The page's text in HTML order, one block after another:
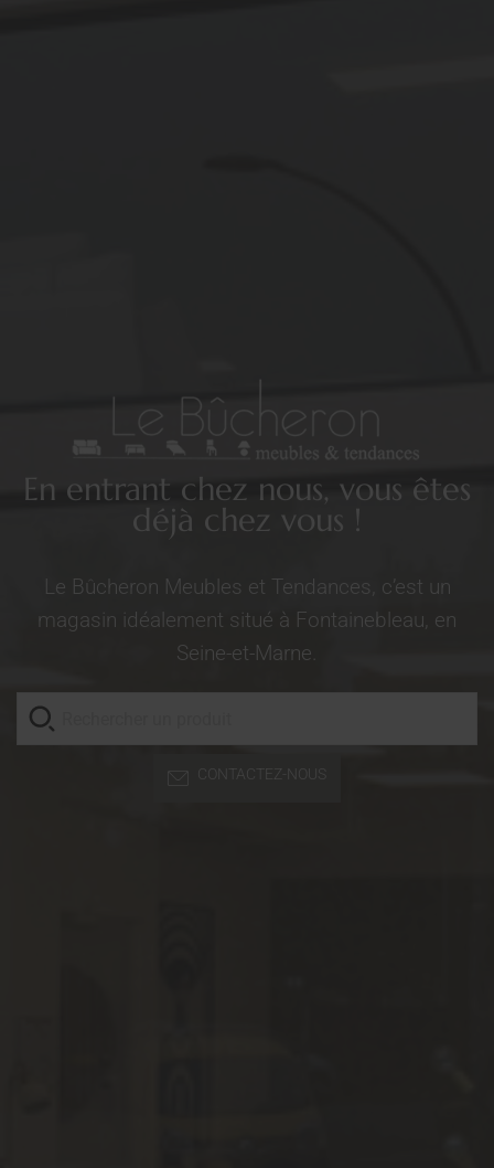
En entrant chez nous, vous êtes
déjà chez vous !
Le Bûcheron Meubles et Tendances, c’est un
magasin idéalement situé à Fontainebleau, en
Seine-et-Marne.
CONTACTEZ-NOUS